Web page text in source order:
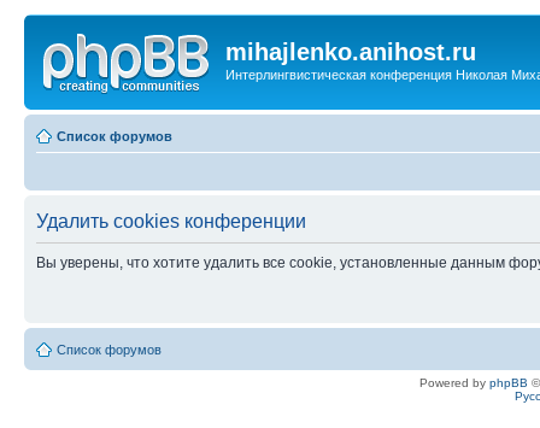
mihajlenko.anihost.ru
Интерлингвистическая конференция Николая
Список форумов
Удалить cookies конференции
Вы уверены, что хотите удалить все cookie, установленные данным
Список форумов
Powered by phpBB